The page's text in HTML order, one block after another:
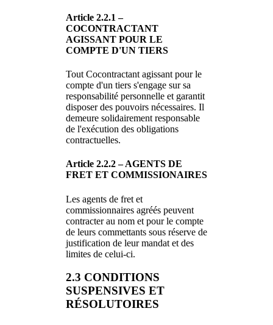
Article 2.2.1 –
COCONTRACTANT
AGISSANT POUR LE
COMPTE D'UN TIERS
Tout Cocontractant agissant pour le
compte d'un tiers s'engage sur sa
responsabilité personnelle et garantit
disposer des pouvoirs nécessaires. Il
demeure solidairement responsable
de l'exécution des obligations
contractuelles.
Article 2.2.2 – AGENTS DE
FRET ET COMMISSIONAIRES
Les agents de fret et
commissionnaires agréés peuvent
contracter au nom et pour le compte
de leurs commettants sous réserve de
justification de leur mandat et des
limites de celui-ci.
2.3 CONDITIONS
SUSPENSIVES ET
RÉSOLUTOIRES